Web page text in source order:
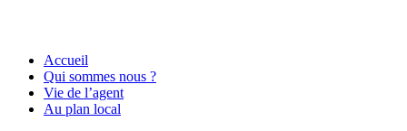
Accueil
Qui sommes nous ?
Vie de l’agent
Au plan local